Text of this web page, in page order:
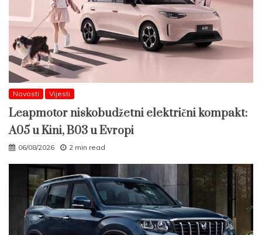
Novosti Vijesti
Leapmotor niskobudžetni električni kompakt:
A05 u Kini, B03 u Evropi
06/08/2026 2 min read